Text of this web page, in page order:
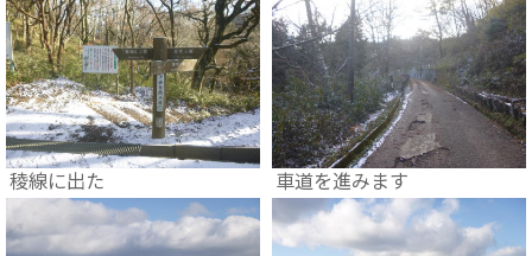
稜線に出た 車道を進みます